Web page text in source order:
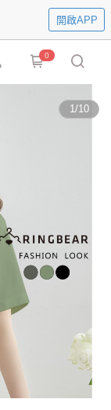
開啟APP
0
1/10